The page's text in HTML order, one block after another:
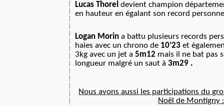
Lucas Thorel devient champion
en hauteur en égalant son record
Logan Morin a battu plusieurs records
haies avec un chrono de 10’23 et
3kg avec un jet a 5m12 mais il ne bat pas
longueur malgré un saut à 3m29 .
Nous avons aussi les participations du
Noël de Montigny :